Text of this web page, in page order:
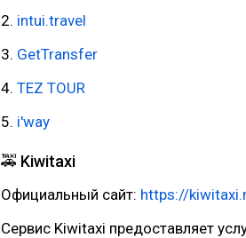
2. intui.travel
3. GetTransfer
4. TEZ TOUR
5. i'way
🚕 Kiwitaxi
Официальный сайт: https://
Сервис Kiwitaxi предоставляет